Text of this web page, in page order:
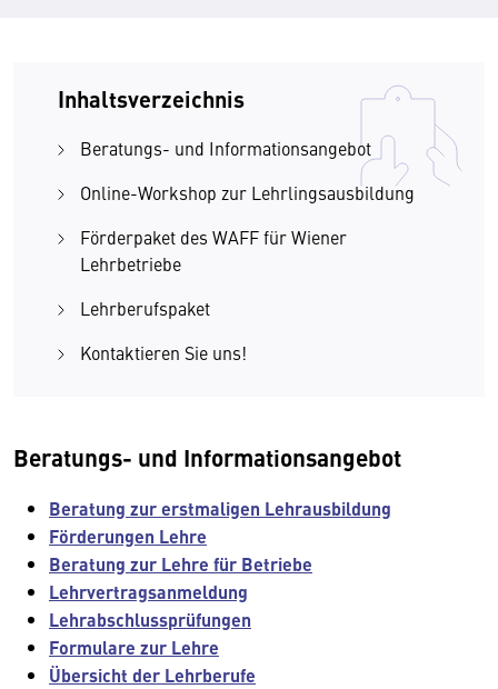
Inhaltsverzeichnis
Beratungs- und Informationsangebot
Online-Workshop zur Lehrlingsausbildung
Förderpaket des WAFF für Wiener
Lehrbetriebe
Lehrberufspaket
Kontaktieren Sie uns!
Beratungs- und Informationsangebot
Beratung zur erstmaligen Lehrausbildung
Förderungen Lehre
Beratung zur Lehre für Betriebe
Lehrvertragsanmeldung
Lehrabschlussprüfungen
Formulare zur Lehre
Übersicht der Lehrberufe